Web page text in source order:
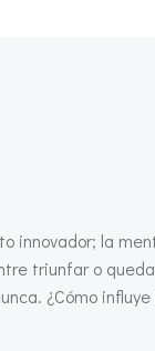
innovador; la
triunfar o
¿Cómo